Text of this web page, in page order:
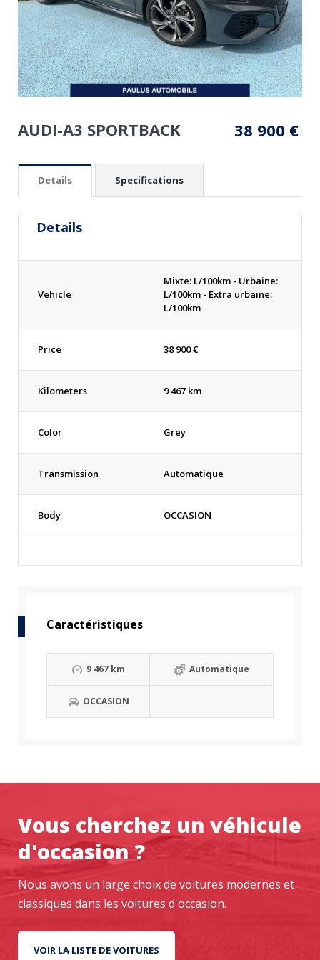
AUDI-A3 SPORTBACK 38 900 €
Details Specifications
Details
Vehicle
Mixte: L/100km - Urbaine:
L/100km - Extra urbaine:
L/100km
Price 38 900€
Kilometers 9 467 km
Color Grey
Transmission Automatique
Body OCCASION
Caractéristiques
9 467 km Automatique
OCCASION
Vous cherchez un véhicule
d'occasion ?
Nous avons un large choix de voitures modernes et
classiques dans les voitures d'occasion.
VOIR LA LISTE DE VOITURES